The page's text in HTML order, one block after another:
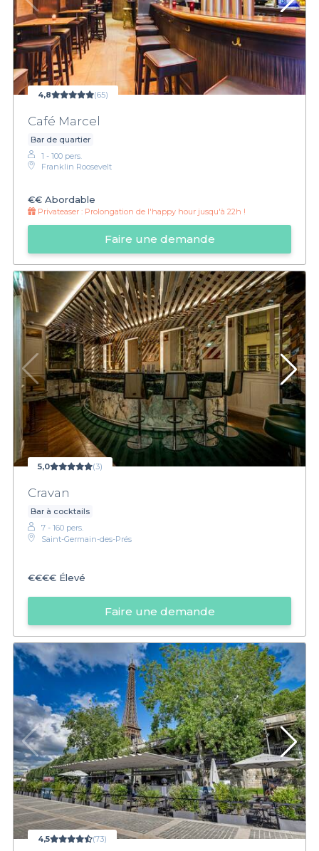
4,8 (65)
Café Marcel
Bar de quartier
1 - 100 pers.
Franklin Roosevelt
€€ Abordable
Privateaser : Prolongation de l'happy hour jusqu'à 22h !
Faire une demande
5,0 (3)
Cravan
Bar à cocktails
7 - 160 pers.
Saint-Germain-des-Prés
€€€€ Élevé
Faire une demande
4,5 (73)